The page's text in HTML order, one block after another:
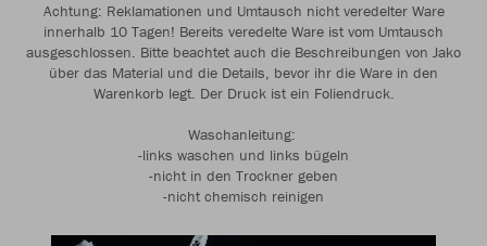
Achtung: Reklamationen und Umtausch nicht veredelter Ware
innerhalb 10 Tagen! Bereits veredelte Ware ist vom Umtausch
ausgeschlossen. Bitte beachtet auch die Beschreibungen von Jako
über das Material und die Details, bevor ihr die Ware in den
Warenkorb legt. Der Druck ist ein Foliendruck.
Waschanleitung:
-links waschen und links bügeln
-nicht in den Trockner geben
-nicht chemisch reinigen